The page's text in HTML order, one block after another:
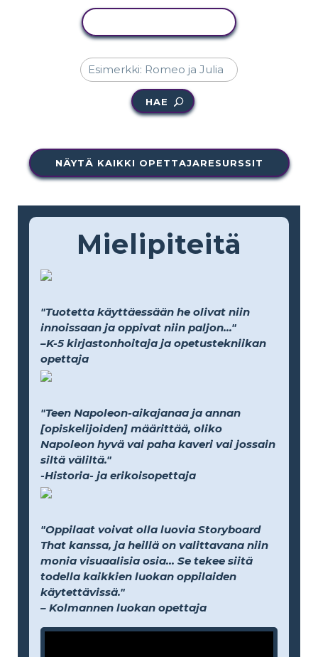
HAE
NÄYTÄ KAIKKI OPETTAJARESURSSIT
Mielipiteitä
"Tuotetta käyttäessään he olivat niin
innoissaan ja oppivat niin paljon..."
–K-5 kirjastonhoitaja ja opetustekniikan
opettaja
"Teen Napoleon-aikajanaa ja annan
[opiskelijoiden] määrittää, oliko
Napoleon hyvä vai paha kaveri vai jossain
siltä väliltä."
-Historia- ja erikoisopettaja
"Oppilaat voivat olla luovia Storyboard
That kanssa, ja heillä on valittavana niin
monia visuaalisia osia... Se tekee siitä
todella kaikkien luokan oppilaiden
käytettävissä."
– Kolmannen luokan opettaja